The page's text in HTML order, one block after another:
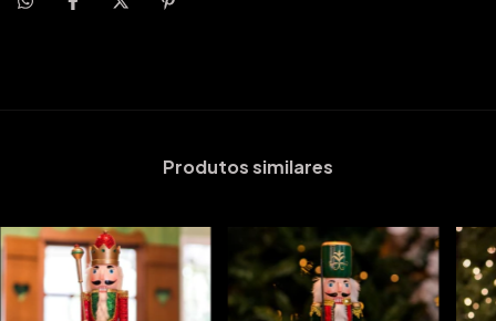
Produtos similares